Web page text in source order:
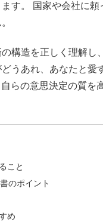
す。 国家や会社に
構造を正しく理解
うあれ、あなたと
らの意思決定の質を
こと
のポイント
め